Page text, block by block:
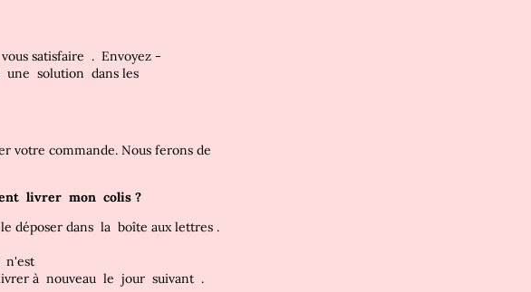
vous satisfaire . Envoyez -
une solution dans les
votre commande. Nous ferons de
livrer mon colis ?
déposer dans la boîte aux lettres .
n'est
à nouveau le jour suivant .